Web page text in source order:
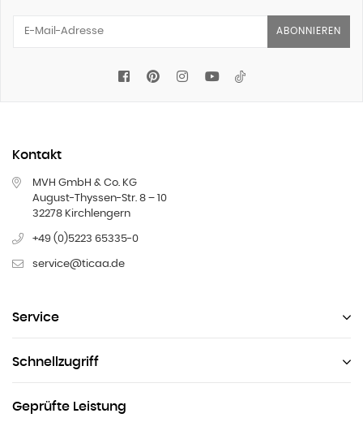
ABONNIEREN
FacebookPinterestInstagram
YouTube
Tiktok
Kontakt
MVH GmbH & Co. KG
August-Thyssen-Str. 8 – 10
32278 Kirchlengern
+49 (0)5223 65335-0
service@ticaa.de
Service
Schnellzugriff
Geprüfte Leistung